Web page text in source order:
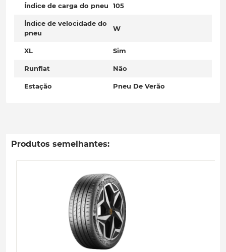
Índice de carga do pneu 105
Índice de velocidade do
pneu
W
XL Sim
Runflat Não
Estação Pneu De Verão
Produtos semelhantes: